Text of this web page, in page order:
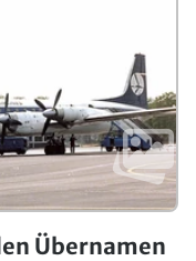
Übernamen